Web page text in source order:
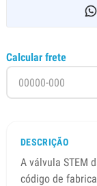
Calcular frete
DESCRIÇÃO
A válvula STEM
código de